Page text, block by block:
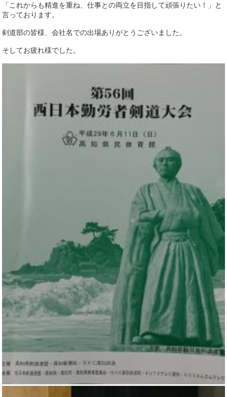
「これからも精進を重ね、仕事との両立を目指して頑張りたい！」と
言っております。
剣道部の皆様、会社名での出場ありがとうございました。
そしてお疲れ様でした。